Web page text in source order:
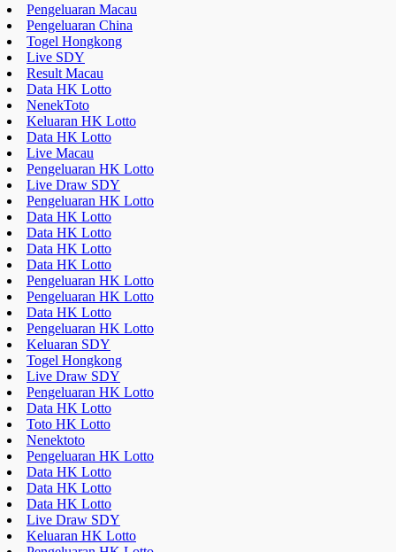
Pengeluaran Macau
Pengeluaran China
Togel Hongkong
Live SDY
Result Macau
Data HK Lotto
NenekToto
Keluaran HK Lotto
Data HK Lotto
Live Macau
Pengeluaran HK Lotto
Live Draw SDY
Pengeluaran HK Lotto
Data HK Lotto
Data HK Lotto
Data HK Lotto
Data HK Lotto
Pengeluaran HK Lotto
Pengeluaran HK Lotto
Data HK Lotto
Pengeluaran HK Lotto
Keluaran SDY
Togel Hongkong
Live Draw SDY
Pengeluaran HK Lotto
Data HK Lotto
Toto HK Lotto
Nenektoto
Pengeluaran HK Lotto
Data HK Lotto
Data HK Lotto
Data HK Lotto
Live Draw SDY
Keluaran HK Lotto